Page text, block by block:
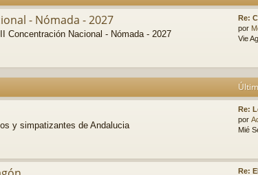
- Nómada - 2027
Concentración Nacional - Nómada - 2027
Re:
por
Vie
y simpatizantes de Andalucia
Re:
por
Mié
Re: